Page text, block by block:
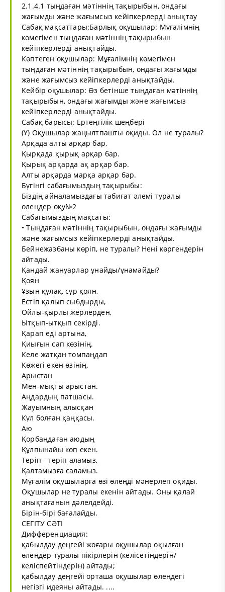
2.1.4.1 тыңдаған мәтіннің тақырыбын, ондағы
жағымды және жағымсыз кейіпкерлерді анықтау
Сабақ мақсаттары:Барлық оқушылар: Мұғалімнің
көмегімен тыңдаған мәтіннің тақырыбын
кейіпкерлерді анықтайды.
Көптеген оқушылар: Мұғалімнің көмегімен
тыңдаған мәтіннің тақырыбын, ондағы жағымды
және жағымсыз кейіпкерлерді анықтайды.
Кейбір оқушылар: Өз бетінше тыңдаған мәтіннің
тақырыбын, ондағы жағымды және жағымсыз
кейіпкерлерді анықтайды.
Сабақ барысы: Ертеңгілік шеңбері
(Ұ) Оқушылар жаңылтпашты оқиды. Ол не туралы?
Арқада алты арқар бар,
Қырқада қырық арқар бар.
Қырық арқарда ақ арқар бар.
Алты арқарда марқа арқар бар.
Бүгінгі сабағымыздың тақырыбы:
Біздің айналамыздағы табиғат әлемі туралы
өлеңдер оқу№2
Сабағымыздың мақсаты:
• Тыңдаған мәтіннің тақырыбын, ондағы жағымды
және жағымсыз кейіпкерлерді анықтайды.
Бейнежазбаны көріп, не туралы? Нені көргендерін
айтады.
Қандай жануарлар ұнайды/ұнамайды?
Қоян
Ұзын құлақ, сұр қоян,
Естіп қалып сыбдырды,
Ойлы-қырлы жерлерден,
Ытқып-ытқып секірді.
Қарап еді артына,
Қиығын сап көзінің.
Келе жатқан томпаңдап
Көжегі екен өзінің.
Арыстан
Мен-мықты арыстан.
Аңдардың патшасы.
Жауымның алысқан
Күл болған қаңқасы.
Аю
Қорбаңдаған аюдың
Құлпынайы көп екен.
Теріп - теріп аламыз,
Қалтамызға саламыз.
Мұғалім оқушыларға өзі өлеңді мәнерлеп оқиды.
Оқушылар не туралы екенін айтады. Оны қалай
анықтағанын дәлелдейді.
Бірін-бірі бағалайды.
СЕГІТУ СӘТІ
Дифференциация:
қабылдау деңгейі жоғары оқушылар оқылған
өлеңдер туралы пікірлерін (келісетіндерін/
келіспейтіндерін) айтады;
қабылдау деңгейі орташа оқушылар өлеңдегі
негізгі идеяны айтады. ....